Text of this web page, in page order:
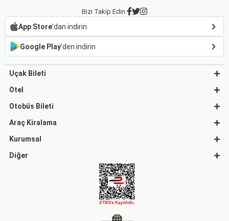
Bizi Takip Edin:
App Store'dan indirin
Google Play'den indirin
Uçak Bileti
Otel
Otobüs Bileti
Araç Kiralama
Kurumsal
Diğer